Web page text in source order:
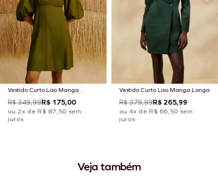
Vestido Curto Liso Manga
Bufante
R$ 349,99R$ 175,00
ou 2x de R$ 87,50 sem
juros
Vestido Curto Liso Manga Longa
R$ 379,99R$ 265,99
ou 4x de R$ 66,50 sem
juros
Veja também